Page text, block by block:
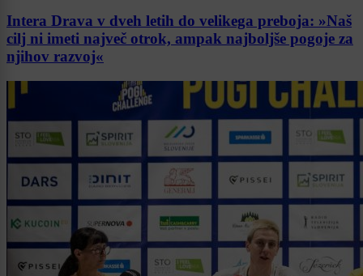
Intera Drava v dveh letih do velikega preboja: »Naš
cilj ni imeti največ otrok, ampak najboljše pogoje za
njihov razvoj«